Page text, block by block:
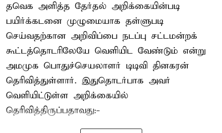
தவெக அளித்த தேர்தல் அறிக்கையின்படி
பயிர்க்கடனை முழுமையாக தள்ளுபடி
செய்வதற்கான அறிவிப்பை நடப்பு சட்டமன்றக்
கூட்டத்தொடரிலேயே வெளியிட வேண்டும் என்று
அமமுக பொதுச்செயலாளர் டிடிவி தினகரன்
தெரிவித்துள்ளார். இதுதொடர்பாக அவர்
வெளியிட்டுள்ள அறிக்கையில்
தெரிவித்திருப்பதாவது:-